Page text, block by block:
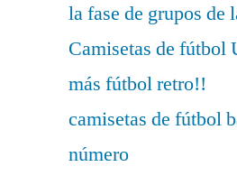
la fase de grupos de
Camisetas de
más fútbol retro!!
camisetas de fútbol
número